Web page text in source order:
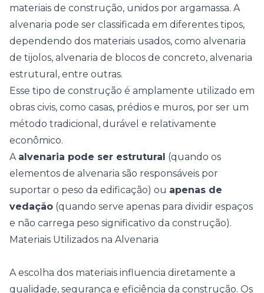
materiais de construção, unidos por argamassa. A
alvenaria pode ser classificada em diferentes tipos,
dependendo dos materiais usados, como alvenaria
de tijolos, alvenaria de blocos de concreto, alvenaria
estrutural, entre outras.
Esse tipo de construção é amplamente utilizado em
obras civis, como casas, prédios e muros, por ser um
método tradicional, durável e relativamente
econômico.
A alvenaria pode ser estrutural (quando os
elementos de alvenaria são responsáveis por
suportar o peso da edificação) ou apenas de
vedação (quando serve apenas para dividir espaços
e não carrega peso significativo da construção).
Materiais Utilizados na Alvenaria
A escolha dos materiais influencia diretamente a
qualidade, segurança e eficiência da construção. Os